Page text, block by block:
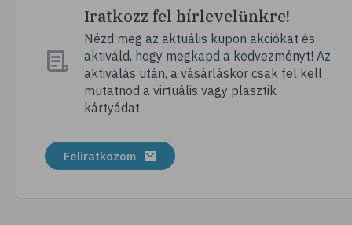
# köröm
# ginzeng
# folsav
# kollagén
# vízhajtó
# tyúkhúsleves
Iratkozz fel hírlevelünkre!
Nézd meg az aktuális kupon akciókat és
aktiváld, hogy megkapd a kedvezményt! Az
aktiválás után, a vásárláskor csak fel kell
mutatnod a virtuális vagy plasztik
kártyádat.
Feliratkozom